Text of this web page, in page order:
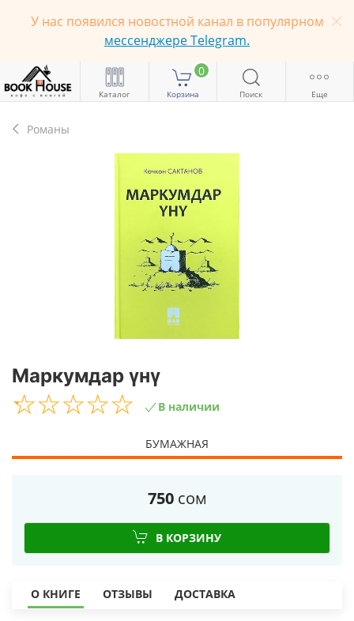
У нас появился новостной канал в популярном
мессенджере Telegram.
Каталог
0
Корзина Поиск Еще
Романы
Маркумдар үнү
☆☆☆☆☆
★★★★★ В наличии
БУМАЖНАЯ
750 сом
В КОРЗИНУ
О КНИГЕ ОТЗЫВЫ ДОСТАВКА